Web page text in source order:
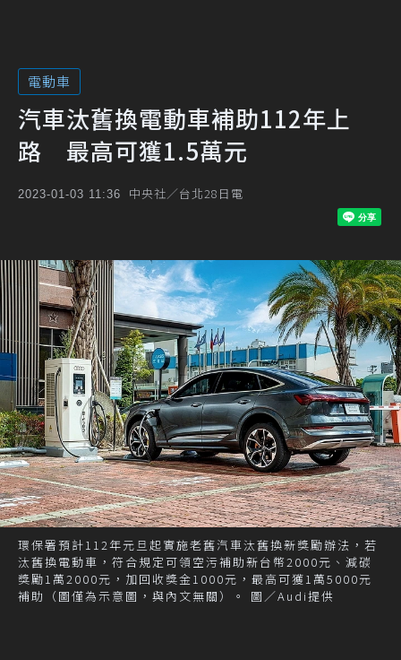
電動車
汽車汰舊換電動車補助112年上
路 最高可獲1.5萬元
2023-01-03 11:36 中央社／台北28日電
環保署預計112年元旦起實施老舊汽車汰舊換新獎勵辦法，若
汰舊換電動車，符合規定可領空污補助新台幣2000元、減碳
獎勵1萬2000元，加回收獎金1000元，最高可獲1萬5000元
補助（圖僅為示意圖，與內文無關）。 圖／Audi提供